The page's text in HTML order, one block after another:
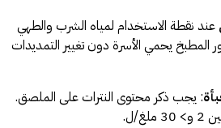
عند نقطة الاستخدام لمياه الشرب والطهي
يحمي الأسرة دون تغيير التمديدات
: يجب ذكر محتوى النترات على الملصق.
ل.